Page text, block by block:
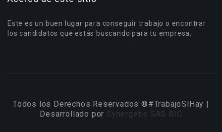
Este es un buen lugar para conseguir trabajo o encontrar
los candidatos que estás buscando para tu empresa.
Todos los Derechos Reservados ®#TrabajoSíHay |
Desarrollado por Synergetic SAS BIC